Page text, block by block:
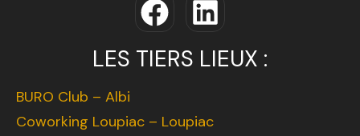
LES TIERS LIEUX :
BURO Club – Albi
Coworking Loupiac – Loupiac